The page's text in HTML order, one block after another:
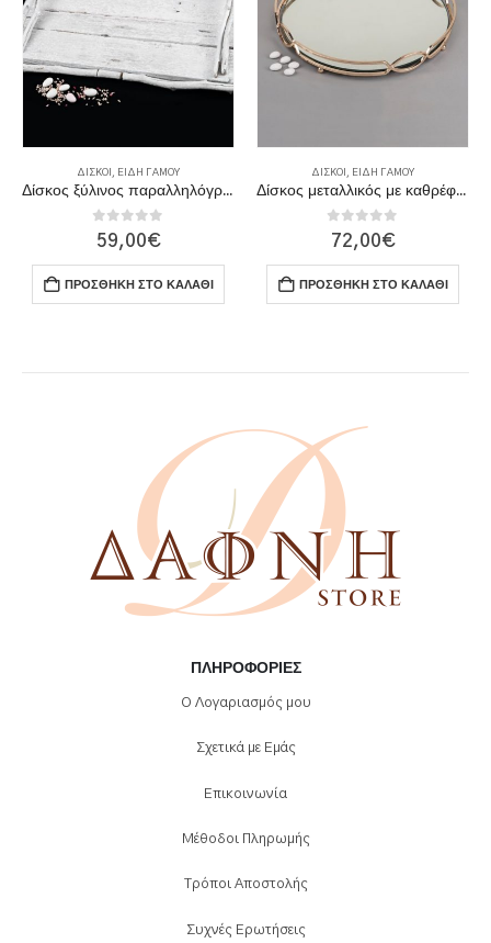
ΔΊΣΚΟΙ ΕΊΔΗ ΓΆΜΟΥ
Δίσκος ξύλινος παραλληλόγραμμος
0out of 5
59,00€
ΠΡΟΣΘΉΚΗ ΣΤΟ ΚΑΛΆΘΙ
ΔΊΣΚΟΙ ΕΊΔΗ ΓΆΜΟΥ
Δίσκος μεταλλικός με καθρέφτη
0out of 5
72,00€
ΠΡΟΣΘΉΚΗ ΣΤΟ ΚΑΛΆΘΙ
ΠΛΗΡΟΦΟΡΊΕΣ
Ο Λογαριασμός μου
Σχετικά με Εμάς
Επικοινωνία
Μέθοδοι Πληρωμής
Τρόποι Αποστολής
Συχνές Ερωτήσεις